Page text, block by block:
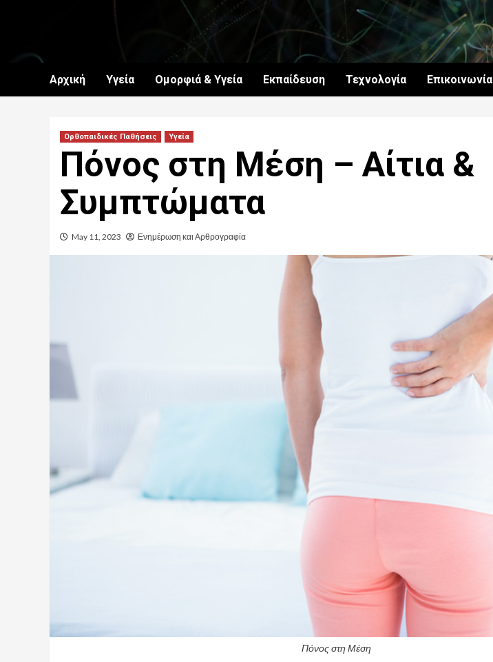
Αρχική Υγεία Ομορφιά & Υγεία Εκπαίδευση Τεχνολογία Επικοινωνία
Ορθοπαιδικές Παθήσεις Υγεία
Πόνος στη Μέση – Αίτια &
Συμπτώματα
May 11, 2023 Ενημέρωση και Αρθρογραφία
Πόνος στη Μέση